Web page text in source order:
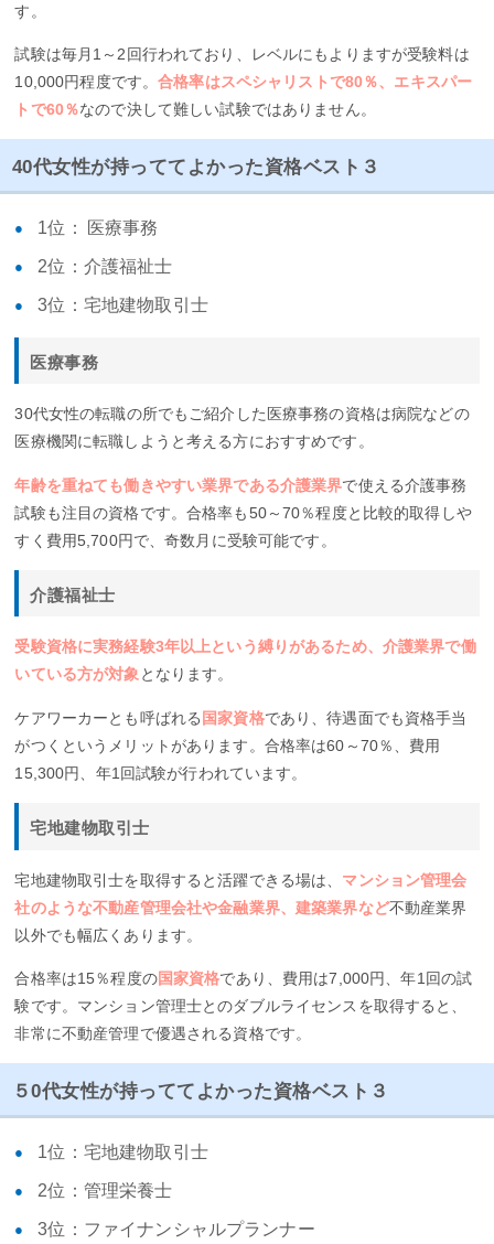
す。
試験は毎月1～2回行われており、レベルにもよりますが受験料は
10,000円程度です。合格率はスペシャリストで80％、エキスパー
トで60％なので決して難しい試験ではありません。
40代女性が持っててよかった資格ベスト３
1位： 医療事務
2位：介護福祉士
3位：宅地建物取引士
医療事務
30代女性の転職の所でもご紹介した医療事務の資格は病院などの
医療機関に転職しようと考える方におすすめです。
年齢を重ねても働きやすい業界である介護業界で使える介護事務
試験も注目の資格です。合格率も50～70％程度と比較的取得しや
すく費用5,700円で、奇数月に受験可能です。
介護福祉士
受験資格に実務経験3年以上という縛りがあるため、介護業界で働
いている方が対象となります。
ケアワーカーとも呼ばれる 国家資格であり、待遇面でも資格手当
がつくというメリットがあります。合格率は60～70％、費用
15,300円、年1回試験が行われています。
宅地建物取引士
宅地建物取引士を取得すると活躍できる場は、 マンション管理会
社のような不動産管理会社や金融業界、建築業界など不動産業界
以外でも幅広くあります。
合格率は15％程度の国家資格であり、費用は7,000円、年1回の試
験です。マンション管理士とのダブルライセンスを取得すると、
非常に不動産管理で優遇される資格です。
５0代女性が持っててよかった資格ベスト３
1位：宅地建物取引士
2位：管理栄養士
3位：ファイナンシャルプランナー